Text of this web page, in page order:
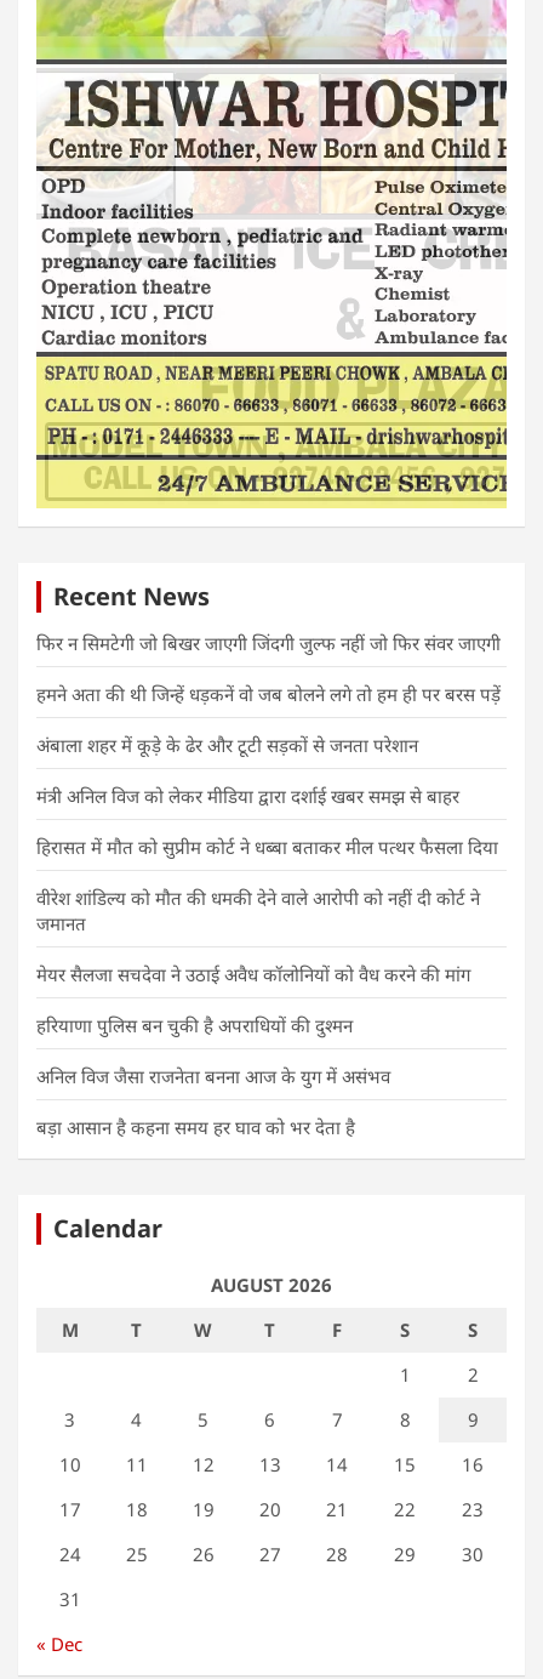
Recent News
फिर न सिमटेगी जो बिखर जाएगी जिंदगी जुल्फ नहीं जो फिर संवर जाएगी
हमने अता की थी जिन्हें धड़कनें वो जब बोलने लगे तो हम ही पर बरस पड़ें
अंबाला शहर में कूड़े के ढेर और टूटी सड़कों से जनता परेशान
मंत्री अनिल विज को लेकर मीडिया द्वारा दर्शाई खबर समझ से बाहर
हिरासत में मौत को सुप्रीम कोर्ट ने धब्बा बताकर मील पत्थर फैसला दिया
वीरेश शांडिल्य को मौत की धमकी देने वाले आरोपी को नहीं दी कोर्ट ने
जमानत
मेयर सैलजा सचदेवा ने उठाई अवैध कॉलोनियों को वैध करने की मांग
हरियाणा पुलिस बन चुकी है अपराधियों की दुश्मन
अनिल विज जैसा राजनेता बनना आज के युग में असंभव
बड़ा आसान है कहना समय हर घाव को भर देता है
Calendar
AUGUST 2026
M
T W T F S
S
1
2
3
4 5 6 7 8
9
10
11 12 13 14 15
16
17
18 19 20 21 22
23
24
25 26 27 28 29
30
31
« Dec